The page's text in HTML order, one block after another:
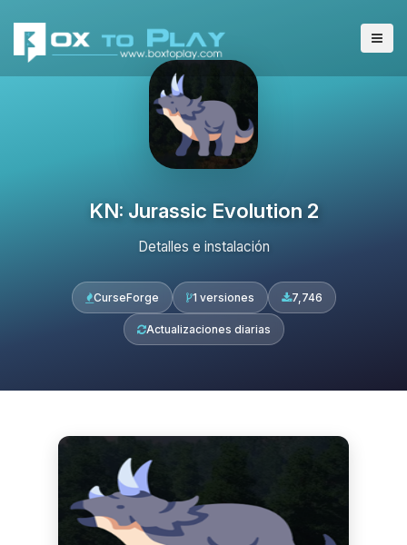
KN: Jurassic Evolution 2
Detalles e instalación
CurseForge 1 versiones 7,746
Actualizaciones diarias